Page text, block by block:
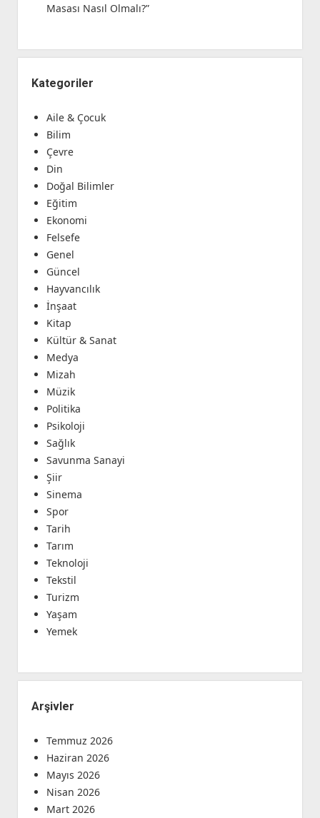
Masası Nasıl Olmalı?”
Kategoriler
Aile & Çocuk
Bilim
Çevre
Din
Doğal Bilimler
Eğitim
Ekonomi
Felsefe
Genel
Güncel
Hayvancılık
İnşaat
Kitap
Kültür & Sanat
Medya
Mizah
Müzik
Politika
Psikoloji
Sağlık
Savunma Sanayi
Şiir
Sinema
Spor
Tarih
Tarım
Teknoloji
Tekstil
Turizm
Yaşam
Yemek
Arşivler
Temmuz 2026
Haziran 2026
Mayıs 2026
Nisan 2026
Mart 2026